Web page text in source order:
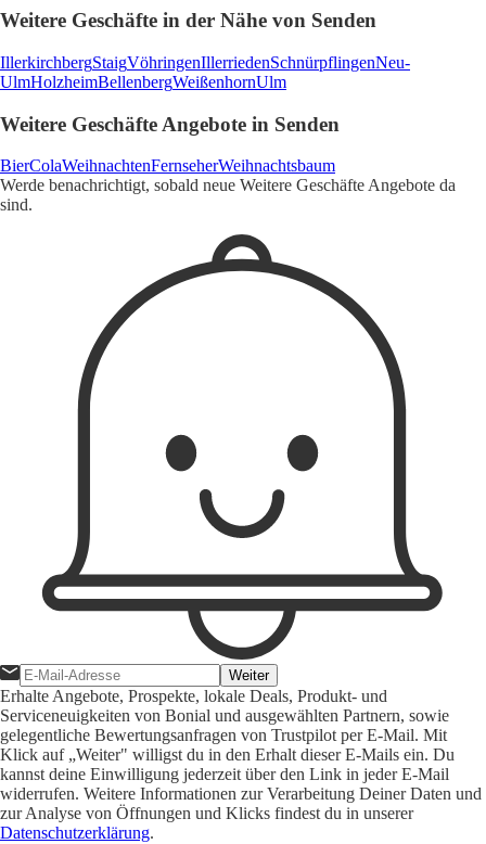
Weitere Geschäfte in der Nähe von Senden
IllerkirchbergStaigVöhringenIllerriedenSchnürpflingenNeu-
UlmHolzheimBellenbergWeißenhornUlm
Weitere Geschäfte Angebote in Senden
BierColaWeihnachtenFernseherWeihnachtsbaum
Werde benachrichtigt, sobald neue Weitere Geschäfte Angebote da
sind.
Weiter
Erhalte Angebote, Prospekte, lokale Deals, Produkt- und
Serviceneuigkeiten von Bonial und ausgewählten Partnern, sowie
gelegentliche Bewertungsanfragen von Trustpilot per E-Mail. Mit
Klick auf „Weiter" willigst du in den Erhalt dieser E-Mails ein. Du
kannst deine Einwilligung jederzeit über den Link in jeder E-Mail
widerrufen. Weitere Informationen zur Verarbeitung Deiner Daten und
zur Analyse von Öffnungen und Klicks findest du in unserer
Datenschutzerklärung.